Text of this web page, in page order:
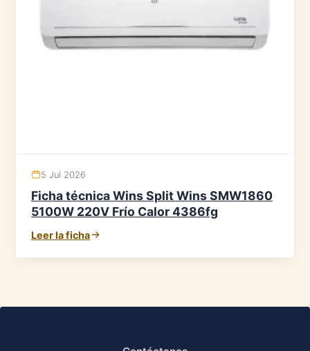
5 Jul 2026
Ficha técnica Wins Split Wins SMW1860
5100W 220V Frío Calor 4386fg
Leer la ficha